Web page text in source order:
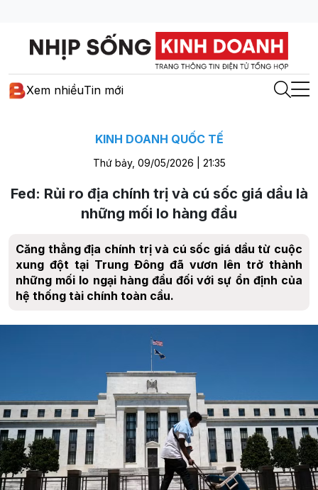
Xem nhiềuTin mới
KINH DOANH QUỐC TẾ
Thứ bảy, 09/05/2026 | 21:35
Fed: Rủi ro địa chính trị và cú sốc giá dầu là
những mối lo hàng đầu
Căng thẳng địa chính trị và cú sốc giá dầu từ cuộc
xung đột tại Trung Đông đã vươn lên trở thành
những mối lo ngại hàng đầu đối với sự ổn định của
hệ thống tài chính toàn cầu.